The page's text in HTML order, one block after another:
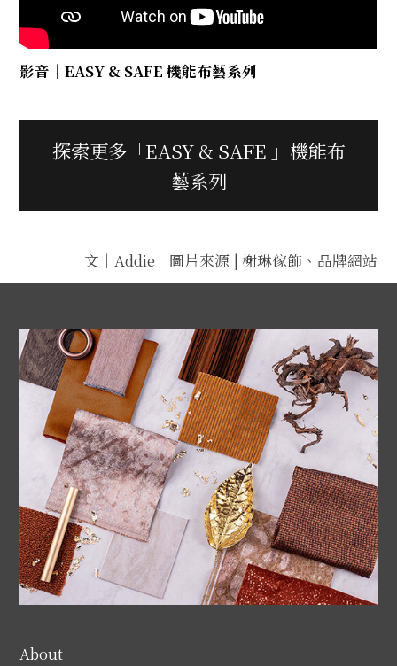
影音｜EASY & SAFE 機能布藝系列
探索更多「EASY & SAFE 」機能布
藝系列
文｜Addie 圖片來源 | 榭琳傢飾、品牌網站
About